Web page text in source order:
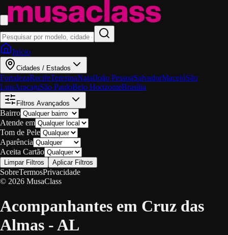
Início
Cidades / Estados
FortalezaRecifeTeresinaNatalJoão PessoaSalvadorMaceióSão
LuisAracajuSão PauloBelo HorizonteBrasília
Filtros Avançados
Bairro
Atende em
Tom de Pele
Aparência
Aceita Cartão
Limpar Filtros Aplicar Filtros
SobreTermosPrivacidade
© 2026 MusaClass
Acompanhantes em Cruz das
Almas - AL